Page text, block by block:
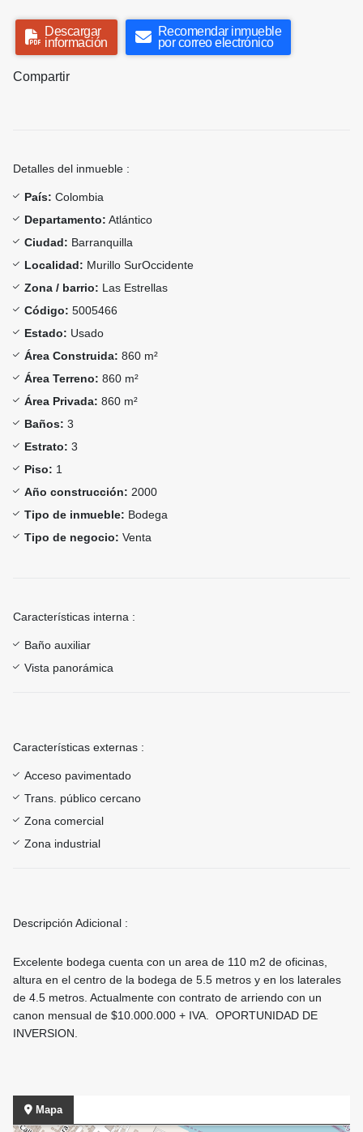
Descargar
información
Recomendar inmueble
por correo electrónico
Compartir
Detalles del inmueble :
País: Colombia
Departamento: Atlántico
Ciudad: Barranquilla
Localidad: Murillo SurOccidente
Zona / barrio: Las Estrellas
Código: 5005466
Estado: Usado
Área Construida: 860 m²
Área Terreno: 860 m²
Área Privada: 860 m²
Baños: 3
Estrato: 3
Piso: 1
Año construcción: 2000
Tipo de inmueble: Bodega
Tipo de negocio: Venta
Características interna :
Baño auxiliar
Vista panorámica
Características externas :
Acceso pavimentado
Trans. público cercano
Zona comercial
Zona industrial
Descripción Adicional :
Excelente bodega cuenta con un area de 110 m2 de oficinas,
altura en el centro de la bodega de 5.5 metros y en los laterales
de 4.5 metros. Actualmente con contrato de arriendo con un
canon mensual de $10.000.000 + IVA. OPORTUNIDAD DE
INVERSION.
Mapa